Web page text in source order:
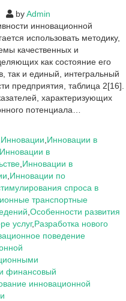
byAdmin
инновационной
использовать методику,
качественных и
как состояние его
так и единый, интегральный
предприятия, таблица 2[16].
характеризующих
потенциала…
Инновации Инновации в
Инновации в
Инновации в
Инновации по
спроса в
транспортные
Особенности развития
услуг,Разработка нового
поведение
финансовый
инновационной